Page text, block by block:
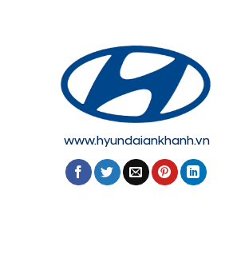
www.hyundaiankhanh.vn